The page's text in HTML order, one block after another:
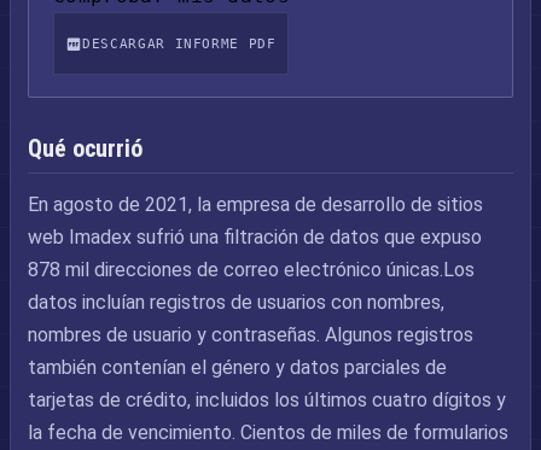
DESCARGAR INFORME PDF
Qué ocurrió
En agosto de 2021, la empresa de desarrollo de sitios
web Imadex sufrió una filtración de datos que expuso
878 mil direcciones de correo electrónico únicas.Los
datos incluían registros de usuarios con nombres,
nombres de usuario y contraseñas. Algunos registros
también contenían el género y datos parciales de
tarjetas de crédito, incluidos los últimos cuatro dígitos y
la fecha de vencimiento. Cientos de miles de formularios